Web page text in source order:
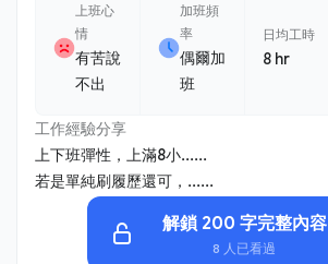
上班心
情
有苦說
不出
加班頻
率
偶爾加
班
日均工時
8 hr
工作經驗分享
上下班彈性，上滿8小......
若是單純刷履歷還可，......
解鎖 200 字完整內容
8 人已看過